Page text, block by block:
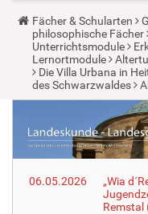
Y
o
u
a
r
e
h
e
:
Fächer & Schularten
philosophische Fächer
Unterrichtsmodule
Lernortmodule
Die Villa Urbana in
des Schwarzwaldes
06.05.2026
„Wia
Remstal